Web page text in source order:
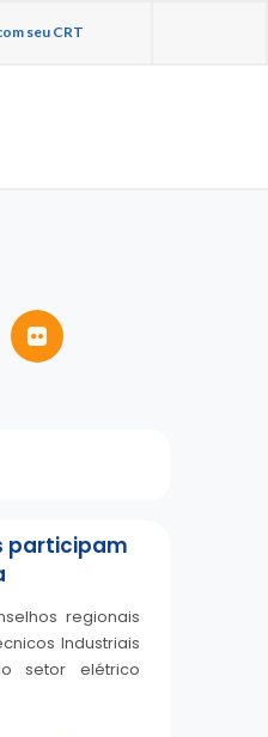
seu CRT
participam
regionais
Industriais
setor elétrico